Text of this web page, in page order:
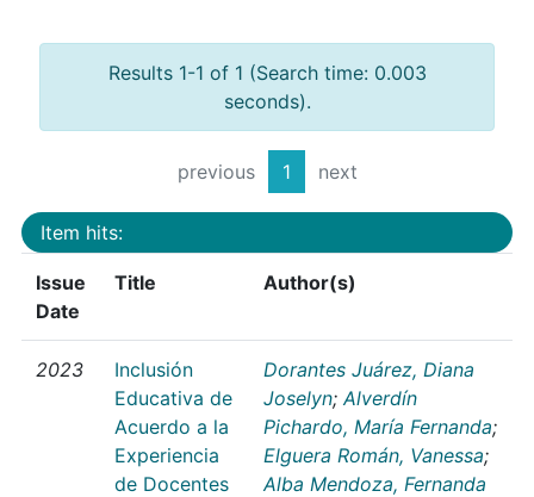
Results 1-1 of 1 (Search time: 0.003
seconds).
previous 1 next
Item hits:
Issue
Date
Title Author(s)
2023
Inclusión
Educativa de
Acuerdo a la
Experiencia
de Docentes
Dorantes Juárez, Diana
Joselyn; Alverdín
Pichardo, María Fernanda;
Elguera Román, Vanessa;
Alba Mendoza, Fernanda